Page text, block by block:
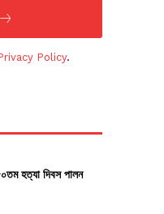
Policy.
হত্যা দিবস পালন